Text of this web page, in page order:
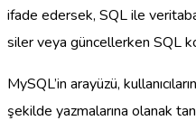
ifade edersek, SQL ile
siler veya güncellerken SQL
MySQL’in arayüzü,
şekilde yazmalarına olanak